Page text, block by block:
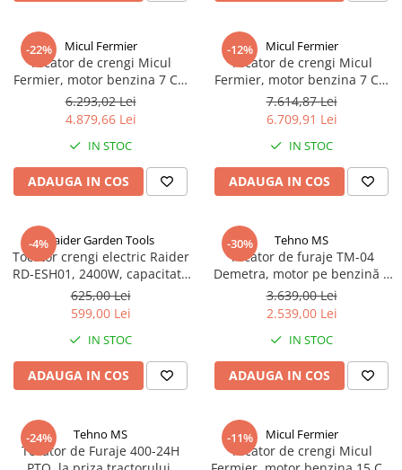
-22% Micul Fermier
Tocator de crengi Micul
Fermier, motor benzina 7 CP,
100 mm diametru maxim de
taiere, pentru rumegus
6.293,02 Lei
4.879,66 Lei
IN STOC
ADAUGA IN COS
-12% Micul Fermier
Tocator de crengi Micul
Fermier, motor benzina 7 CP,
60 mm diametru maxim de
taiere, pentru brichete
7.614,87 Lei
6.709,91 Lei
IN STOC
ADAUGA IN COS
-4%Raider Garden Tools
Tocator crengi electric Raider
RD-ESH01, 2400W, capacitate
tăiere 40 mm
625,00 Lei
599,00 Lei
IN STOC
ADAUGA IN COS
-30% Tehno MS
Tocator de furaje TM-04
Demetra, motor pe benzină 7
CP, 4 lame, 4 timpi, 212 cc,
2900 rpm, productivitate 1200
kg/h
3.639,00 Lei
2.539,00 Lei
IN STOC
ADAUGA IN COS
-24% Tehno MS
Tocator de Furaje 400-24H
-11% Micul Fermier
Tocator de crengi Micul